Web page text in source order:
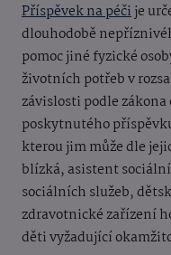
Příspěvek na péčije
dlouhodobě
pomoc jiné fyzické
životních potřeb v
závislosti podle
poskytnutého
kterou jim může dle
blízká, asistent
sociálních služeb,
zdravotnické zařízení
děti vyžadující